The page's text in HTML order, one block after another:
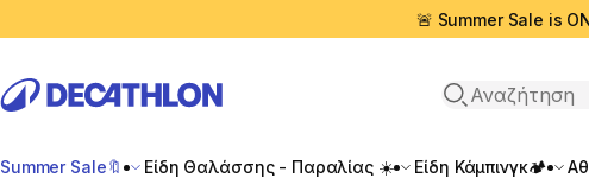
🚨 Summer Sale is
Αναζήτηση
Summer Sale🔖 Είδη Θαλάσσης - Παραλίας ☀️ Είδη Κάμπινγκ🏕️